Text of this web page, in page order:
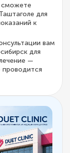
для
к
вам
для
—
проводится